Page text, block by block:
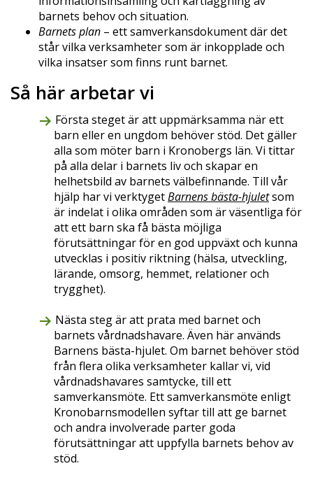
barnets behov och situation.
Barnets plan – ett samverkansdokument där det
står vilka verksamheter som är inkopplade och
vilka insatser som finns runt barnet.
Så här arbetar vi
Första steget är att uppmärksamma när ett
barn eller en ungdom behöver stöd. Det gäller
alla som möter barn i Kronobergs län. Vi tittar
på alla delar i barnets liv och skapar en
helhetsbild av barnets välbefinnande. Till vår
hjälp har vi verktygetBarnens bästa-hjuletsom
är indelat i olika områden som är väsentliga för
att ett barn ska få bästa möjliga
förutsättningar för en god uppväxt och kunna
utvecklas i positiv riktning (hälsa, utveckling,
lärande, omsorg, hemmet, relationer och
trygghet).
Nästa steg är att prata med barnet och
barnets vårdnadshavare. Även här används
Barnens bästa-hjulet. Om barnet behöver stöd
från flera olika verksamheter kallar vi, vid
vårdnadshavares samtycke, till ett
samverkansmöte. Ett samverkansmöte enligt
Kronobarnsmodellen syftar till att ge barnet
och andra involverade parter goda
förutsättningar att uppfylla barnets behov av
stöd.